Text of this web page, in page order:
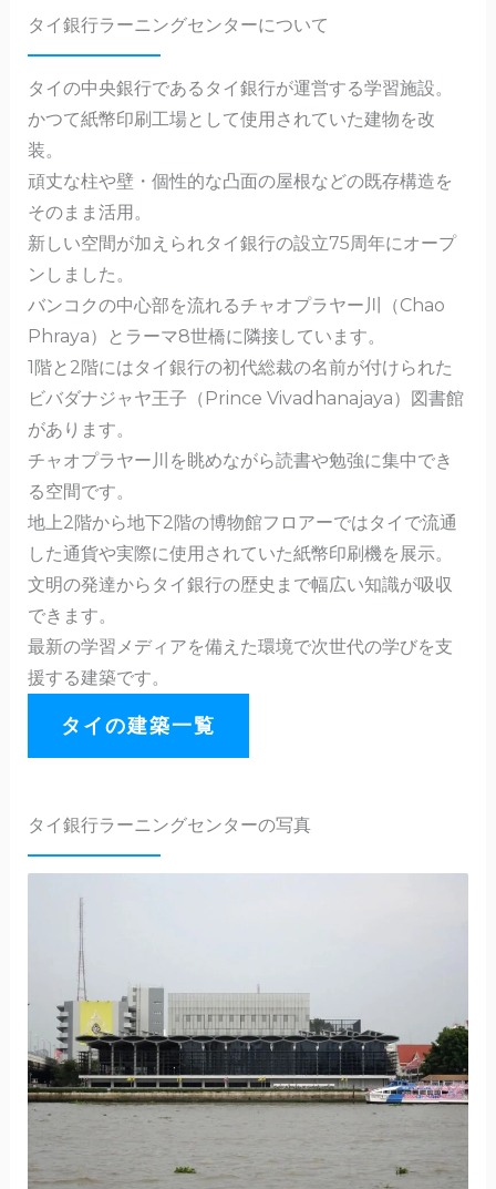
e
b
o
k
l
n
a
タイ銀行ラーニングセンターについて
タイの中央銀行であるタイ銀行が運営する学習施設。
かつて紙幣印刷工場として使用されていた建物を改
装。
頑丈な柱や壁・個性的な凸面の屋根などの既存構造を
そのまま活用。
新しい空間が加えられタイ銀行の設立75周年にオープ
ンしました。
バンコクの中心部を流れるチャオプラヤー川（Chao
Phraya）とラーマ8世橋に隣接しています。
1階と2階にはタイ銀行の初代総裁の名前が付けられた
ビバダナジャヤ王子（Prince Vivadhanajaya）図書館
があります。
チャオプラヤー川を眺めながら読書や勉強に集中でき
る空間です。
地上2階から地下2階の博物館フロアーではタイで流通
した通貨や実際に使用されていた紙幣印刷機を展示。
文明の発達からタイ銀行の歴史まで幅広い知識が吸収
できます。
最新の学習メディアを備えた環境で次世代の学びを支
援する建築です。
タイの建築一覧
タイ銀行ラーニングセンターの写真